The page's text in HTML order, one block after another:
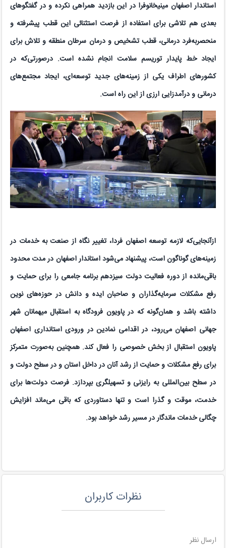
استاندار اصفهان مینیخانوفرا در این بازدید همراهی نکرده و در گفتگوهای
بعدی هم تلاشی برای استفاده از فرصت استثنائی این قطب پیشرفته و
منحصربه‌فرد درمانی، قطب تشخیص و درمان سرطان منطقه و تلاش برای
ایجاد خط پایدار توریسم سلامت انجام نشده است. درصورتی‌که در
کشورهای اطراف یکی از زمینه‌های جدید توسعه‌ای، ایجاد مجتمع‌های
درمانی و درآمدزایی ارزی از این راه است.
ازآنجایی‌که لازمه توسعه اصفهان فردا، تغییر نگاه از صنعت به خدمات در
زمینه‌های گوناگون است، پیشنهاد می‌شود استاندار اصفهان در مدت محدود
باقی‌مانده از دوره فعالیت دولت سیزدهم برنامه جامعی را برای حمایت و
رفع مشکلات سرمایه‌گذاران و صاحبان ایده و دانش در حوزه‌های نوین
داشته باشد و همان‌گونه که در پاویون فرودگاه به استقبال میهمانان شهر
جهانی اصفهان می‌رود، در اقدامی نمادین در ورودی استانداری اصفهان
پاویون استقبال از بخش خصوصی را فعال کند. همچنین به‌صورت متمرکز
برای رفع مشکلات و حمایت از رشد آنان در داخل استان و در سطح دولت و
در سطح بین‌المللی به رایزنی و تسهیلگری بپردازد. فرصت دولت‌ها برای
خدمت، موقت و گذرا است و تنها دستاوردی که باقی می‌ماند افزایش
چگالی خدمات ماندگار در مسیر رشد خواهد بود.
نظرات کاربران
ارسال نظر